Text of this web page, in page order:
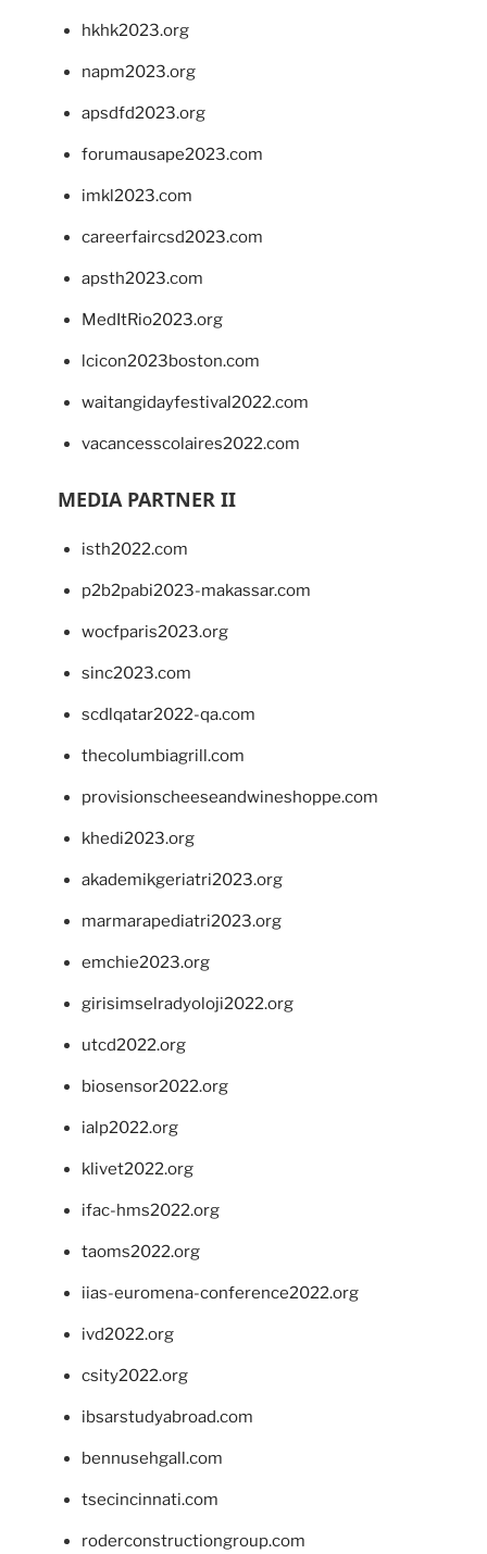
hkhk2023.org
napm2023.org
apsdfd2023.org
forumausape2023.com
imkl2023.com
careerfaircsd2023.com
apsth2023.com
MedItRio2023.org
lcicon2023boston.com
waitangidayfestival2022.com
vacancesscolaires2022.com
MEDIA PARTNER II
isth2022.com
p2b2pabi2023-makassar.com
wocfparis2023.org
sinc2023.com
scdlqatar2022-qa.com
thecolumbiagrill.com
provisionscheeseandwineshoppe.com
khedi2023.org
akademikgeriatri2023.org
marmarapediatri2023.org
emchie2023.org
girisimselradyoloji2022.org
utcd2022.org
biosensor2022.org
ialp2022.org
klivet2022.org
ifac-hms2022.org
taoms2022.org
iias-euromena-conference2022.org
ivd2022.org
csity2022.org
ibsarstudyabroad.com
bennusehgall.com
tsecincinnati.com
roderconstructiongroup.com